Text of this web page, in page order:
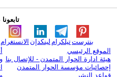
الانستغرام لينكدإن تيلكرامبنترست
الموقع الرئيسي
هيئة ادارة الحوار المتمدن - للإتصال بنا
إحصائيات مؤسسة الحوار المتمدن
قواعد النشر